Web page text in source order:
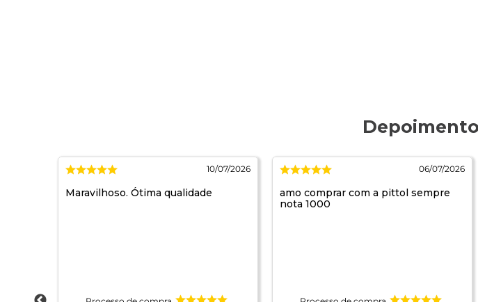
10/07/2026
Maravilhoso. Ótima qualidade
06/07/2026
amo comprar com a pittol sempre
nota 1000